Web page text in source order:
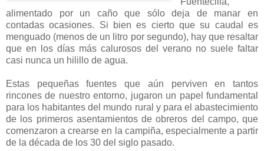
alimentado por un caño que sólo deja de manar en
contadas ocasiones. Si bien es cierto que su caudal es
menguado (menos de un litro por segundo), hay que resaltar
que en los días más calurosos del verano no suele faltar
casi nunca un hilillo de agua.
Estas pequeñas fuentes que aún perviven en tantos
rincones de nuestro entorno, jugaron un papel fundamental
para los habitantes del mundo rural y para el abastecimiento
de los primeros asentamientos de obreros del campo, que
comenzaron a crearse en la campiña, especialmente a partir
de la década de los 30 del siglo pasado.